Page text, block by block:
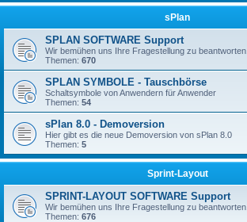
sPlan
SPLAN SOFTWARE Support
Wir bemühen uns Ihre Fragestellung zu beantworten.
Themen: 670
SPLAN SYMBOLE - Tauschbörse
Schaltsymbole von Anwendern für Anwender
Themen: 54
sPlan 8.0 - Demoversion
Hier gibt es die neue Demoversion von sPlan 8.0
Themen: 5
Sprint-Layout
SPRINT-LAYOUT SOFTWARE Support
Wir bemühen uns Ihre Fragestellung zu beantworten.
Themen: 676